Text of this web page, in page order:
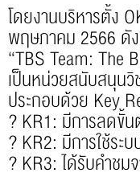
โดยงานบริหารตั้ง
พฤษภาคม 2566 ดั
“TBS Team: The
เป็นหน่วยสนับสนุนวิ
ประกอบด้วย Key
? KR1: มีการลดขั้
? KR2: มีการใช้ระ
? KR3: ได้รับคำชม